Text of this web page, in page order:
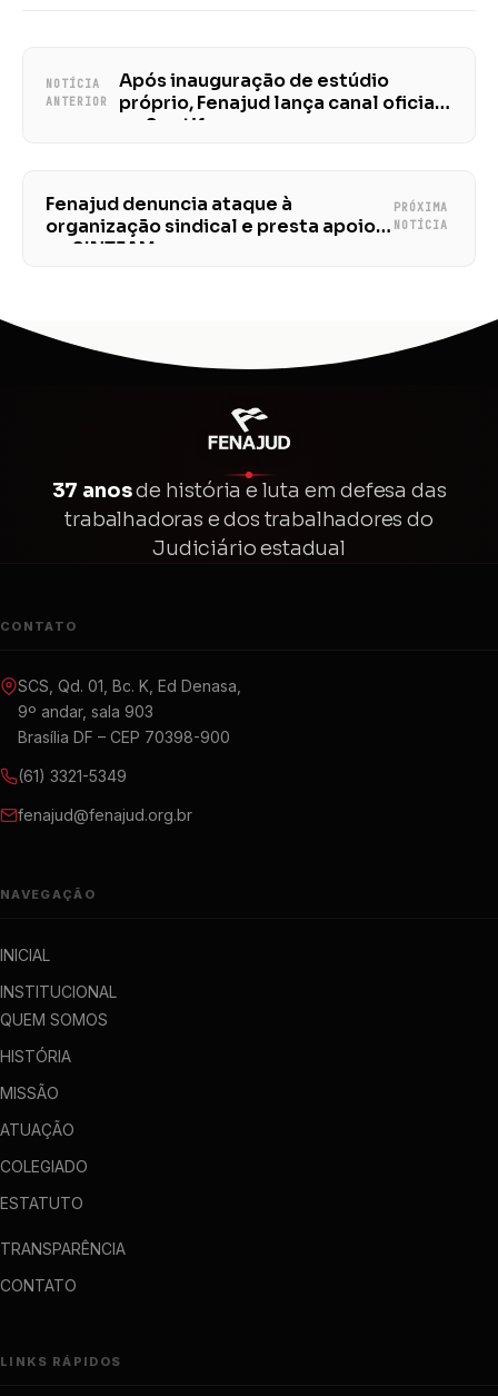
NOTÍCIA
ANTERIOR
Após inauguração de estúdio
próprio, Fenajud lança canal oficial
no Spotify
Fenajud denuncia ataque à
organização sindical e presta apoio
ao SINTJAM
PRÓXIMA
NOTÍCIA
37 anosde história e luta em defesa das
trabalhadoras e dos trabalhadores do
Judiciário estadual
CONTATO
SCS, Qd. 01, Bc. K, Ed Denasa,
9º andar, sala 903
Brasília DF – CEP 70398-900
(61) 3321-5349
fenajud@fenajud.org.br
NAVEGAÇÃO
INICIAL
INSTITUCIONAL
QUEM SOMOS
HISTÓRIA
MISSÃO
ATUAÇÃO
COLEGIADO
ESTATUTO
TRANSPARÊNCIA
CONTATO
LINKS RÁPIDOS